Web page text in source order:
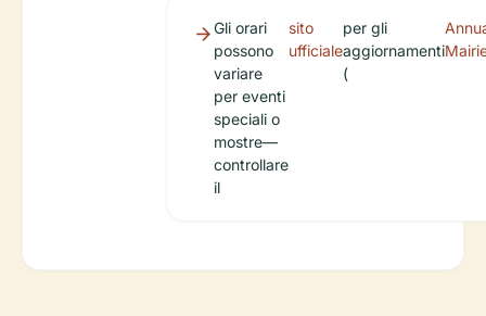
Gli orari
possono
variare
per eventi
speciali o
mostre—
controllare
il
sito
ufficiale
per gli
aggiornamenti
(